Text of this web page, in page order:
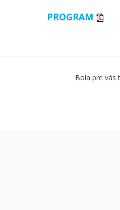
PROGRAM
Bola pre vás